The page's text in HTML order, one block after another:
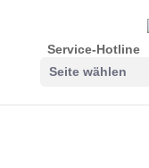
Service-Hotline
Seite wählen